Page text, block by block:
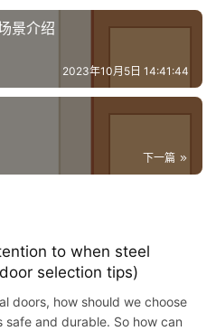
注册
景介绍
2023年10月5日 14:41:44
下一篇
to when steel
selection tips)
doors, how should we choose
safe and durable. So how can